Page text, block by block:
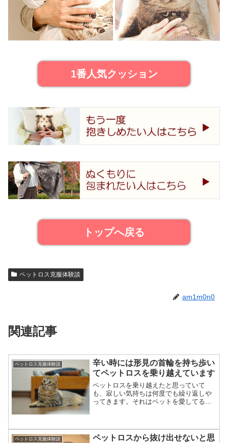
1番人気クッション
トップへ戻る
ペットロス克服体験談
am1m0n0
関連記事
ペットロス克服体験談
辛い時には形見の首輪を持ち歩い
てペットロスを乗り越えています
ペットロスを乗り越えたと思っていて
も、寂しい気持ちは何度でも繰り返しや
ってきます。それはペットを愛してるの
は、いつでも持ち歩けるペッ...
ペットロス克服体験談
ペットロスから抜け出せないと思